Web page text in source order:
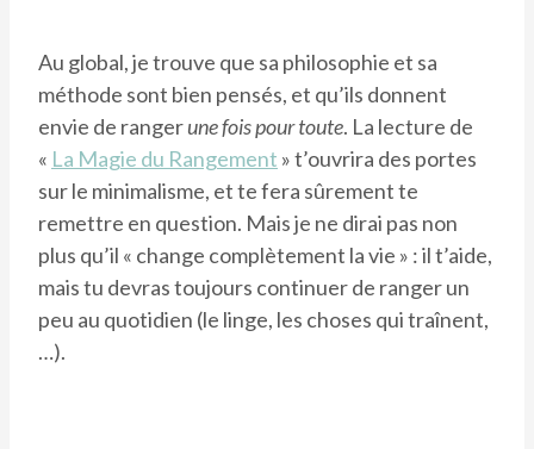
Au global, je trouve que sa philosophie et sa
méthode sont bien pensés, et qu’ils donnent
envie de rangerune fois pour toute. La lecture de
« La Magie du Rangement » t’ouvrira des portes
sur le minimalisme, et te fera sûrement te
remettre en question. Mais je ne dirai pas non
plus qu’il « change complètement la vie » : il t’aide,
mais tu devras toujours continuer de ranger un
peu au quotidien (le linge, les choses qui traînent,
…).